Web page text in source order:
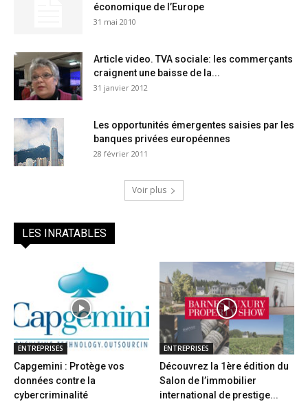
économique de l’Europe
31 mai 2010
Article video. TVA sociale: les commerçants
craignent une baisse de la...
31 janvier 2012
Les opportunités émergentes saisies par les
banques privées européennes
28 février 2011
Voir plus
LES INRATABLES
ENTREPRISES
Capgemini : Protège vos
données contre la
cybercriminalité
ENTREPRISES
Découvrez la 1ère édition du
Salon de l’immobilier
international de prestige...